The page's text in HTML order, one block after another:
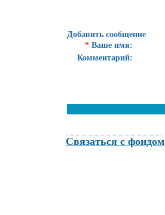
Добавить сообщение
* Ваше имя:
Комментарий:
Связаться с фондом